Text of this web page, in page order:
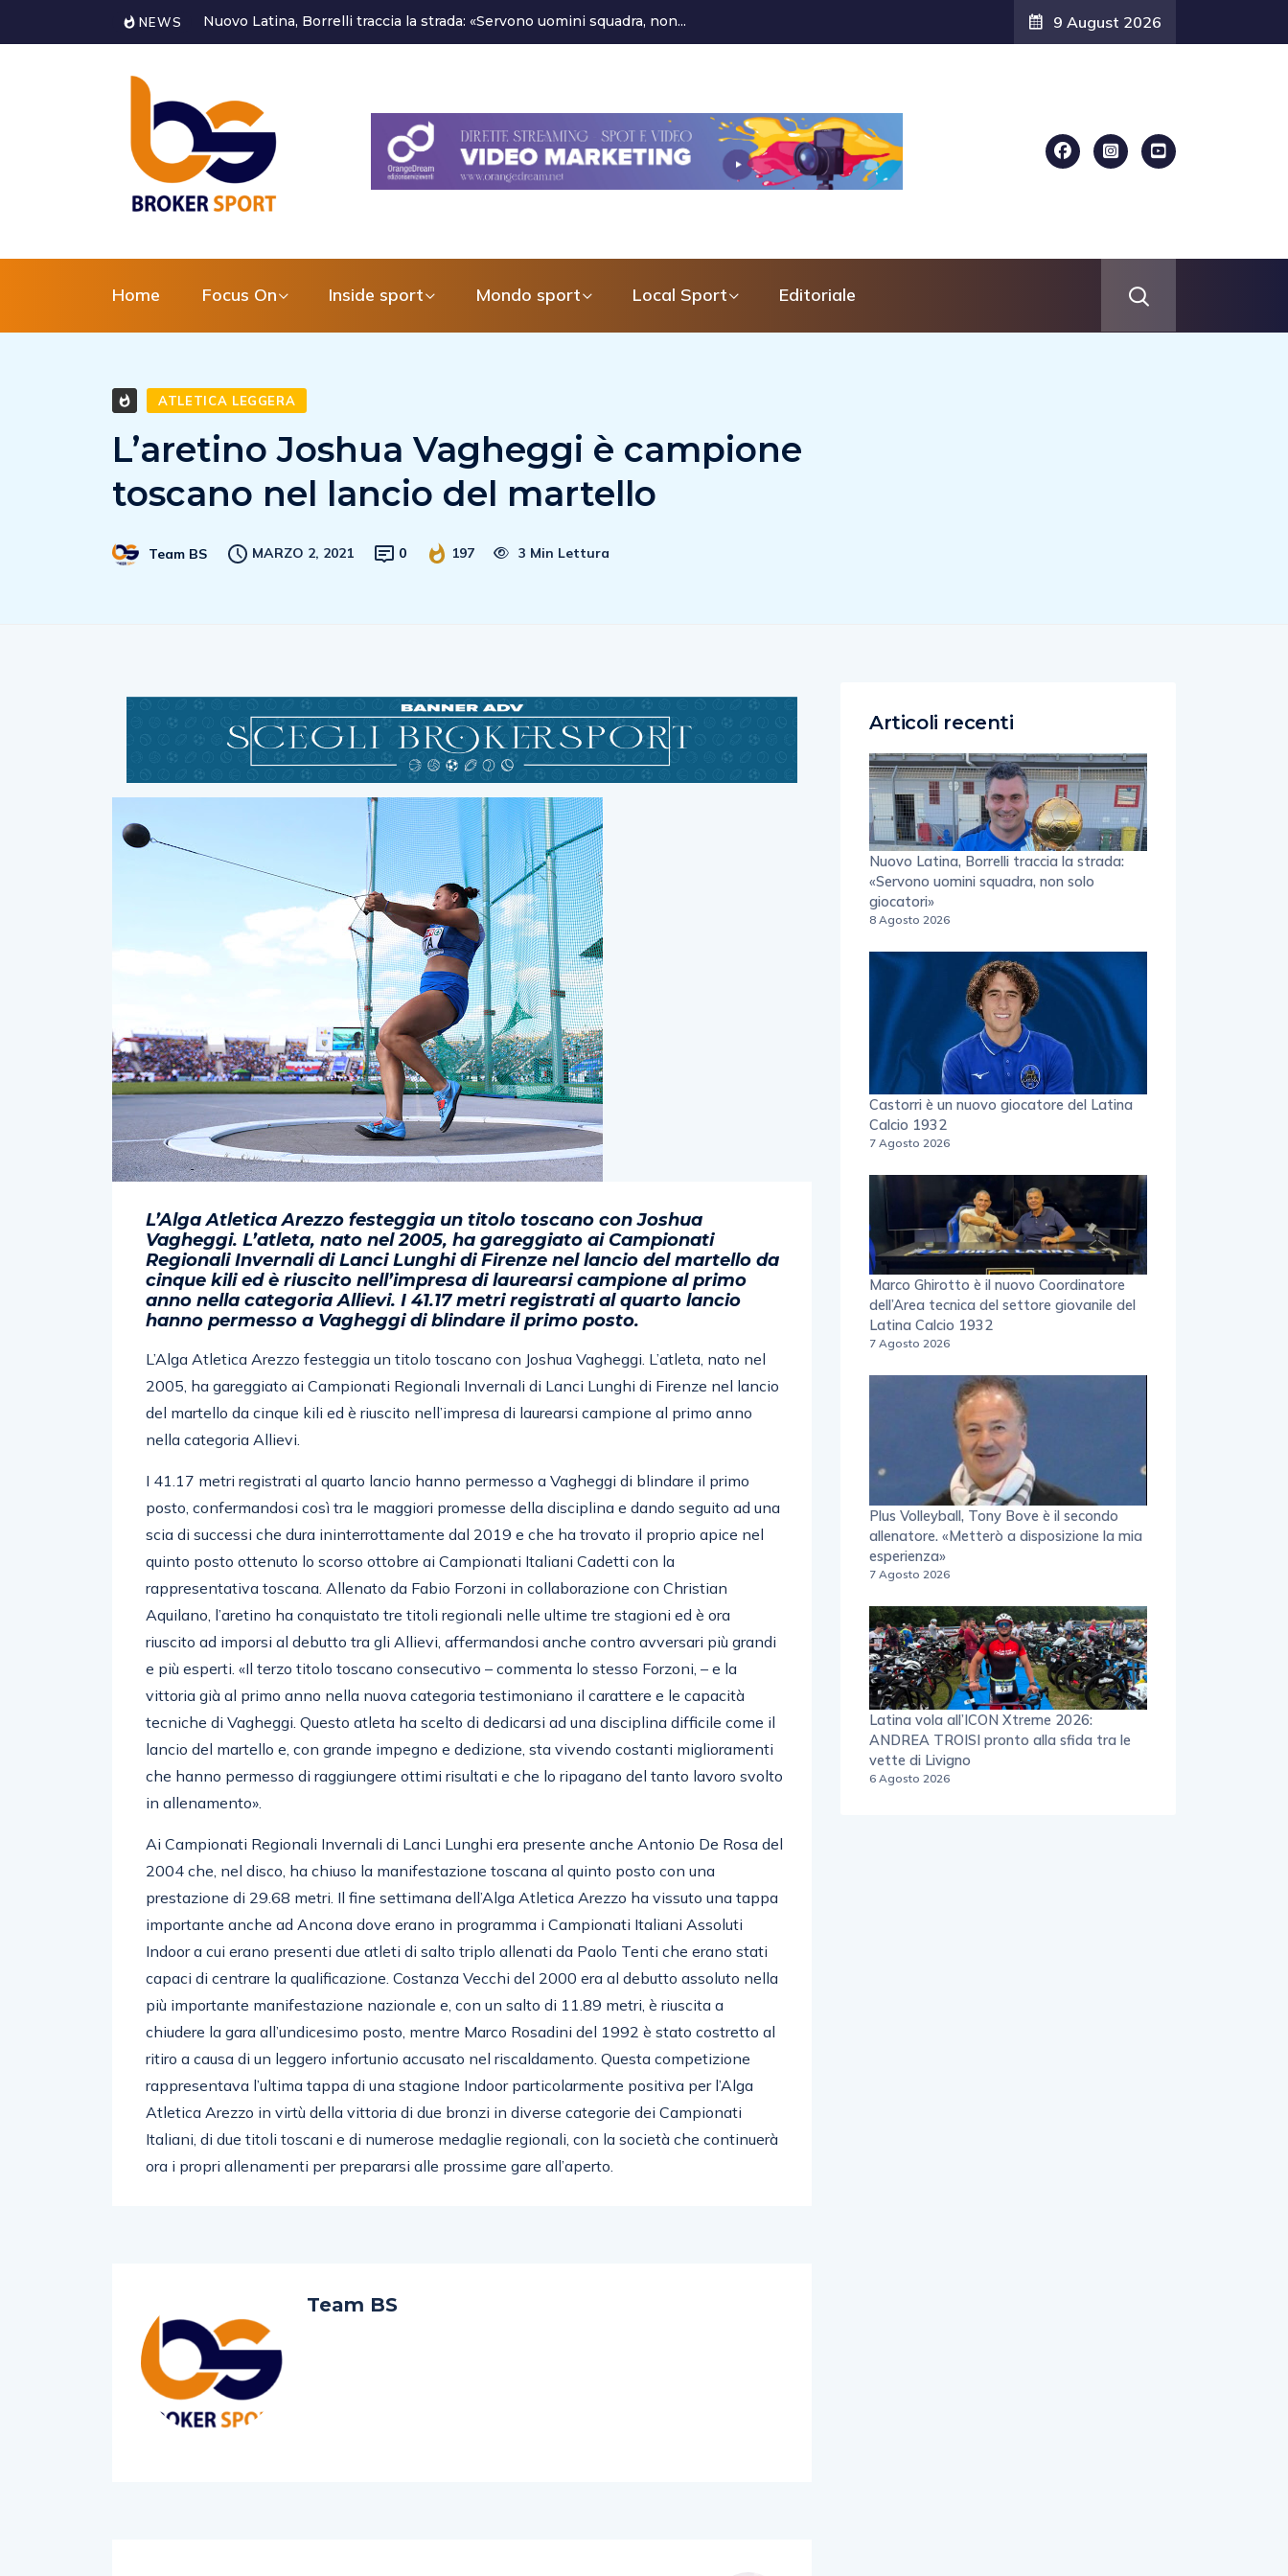
NEWS
uomini squadra, non... Castorri è un nuovo giocatore del Latina Calcio 1932 9 August 2026
Home Focus On Inside sport Mondo sport Local Sport Editoriale
ATLETICA LEGGERA
L’aretino Joshua Vagheggi è campione
toscano nel lancio del martello
Team BS MARZO 2, 2021 0 197 3 Min Lettura
L’Alga Atletica Arezzo festeggia un titolo toscano con Joshua
Vagheggi. L’atleta, nato nel 2005, ha gareggiato ai Campionati
Regionali Invernali di Lanci Lunghi di Firenze nel lancio del martello da
cinque kili ed è riuscito nell’impresa di laurearsi campione al primo
anno nella categoria Allievi. I 41.17 metri registrati al quarto lancio
hanno permesso a Vagheggi di blindare il primo posto.
L’Alga Atletica Arezzo festeggia un titolo toscano con Joshua Vagheggi. L’atleta, nato nel
2005, ha gareggiato ai Campionati Regionali Invernali di Lanci Lunghi di Firenze nel lancio
del martello da cinque kili ed è riuscito nell’impresa di laurearsi campione al primo anno
nella categoria Allievi.
I 41.17 metri registrati al quarto lancio hanno permesso a Vagheggi di blindare il primo
posto, confermandosi così tra le maggiori promesse della disciplina e dando seguito ad una
scia di successi che dura ininterrottamente dal 2019 e che ha trovato il proprio apice nel
quinto posto ottenuto lo scorso ottobre ai Campionati Italiani Cadetti con la
rappresentativa toscana. Allenato da Fabio Forzoni in collaborazione con Christian
Aquilano, l’aretino ha conquistato tre titoli regionali nelle ultime tre stagioni ed è ora
riuscito ad imporsi al debutto tra gli Allievi, affermandosi anche contro avversari più grandi
e più esperti. «Il terzo titolo toscano consecutivo – commenta lo stesso Forzoni, – e la
vittoria già al primo anno nella nuova categoria testimoniano il carattere e le capacità
tecniche di Vagheggi. Questo atleta ha scelto di dedicarsi ad una disciplina difficile come il
lancio del martello e, con grande impegno e dedizione, sta vivendo costanti miglioramenti
che hanno permesso di raggiungere ottimi risultati e che lo ripagano del tanto lavoro svolto
in allenamento».
Ai Campionati Regionali Invernali di Lanci Lunghi era presente anche Antonio De Rosa del
2004 che, nel disco, ha chiuso la manifestazione toscana al quinto posto con una
prestazione di 29.68 metri. Il fine settimana dell’Alga Atletica Arezzo ha vissuto una tappa
importante anche ad Ancona dove erano in programma i Campionati Italiani Assoluti
Indoor a cui erano presenti due atleti di salto triplo allenati da Paolo Tenti che erano stati
capaci di centrare la qualificazione. Costanza Vecchi del 2000 era al debutto assoluto nella
più importante manifestazione nazionale e, con un salto di 11.89 metri, è riuscita a
chiudere la gara all’undicesimo posto, mentre Marco Rosadini del 1992 è stato costretto al
ritiro a causa di un leggero infortunio accusato nel riscaldamento. Questa competizione
rappresentava l’ultima tappa di una stagione Indoor particolarmente positiva per l’Alga
Atletica Arezzo in virtù della vittoria di due bronzi in diverse categorie dei Campionati
Italiani, di due titoli toscani e di numerose medaglie regionali, con la società che continuerà
ora i propri allenamenti per prepararsi alle prossime gare all’aperto.
Team BS
Articoli recenti
Nuovo Latina, Borrelli traccia la strada:
«Servono uomini squadra, non solo
giocatori»
8 Agosto 2026
Castorri è un nuovo giocatore del Latina
Calcio 1932
7 Agosto 2026
Marco Ghirotto è il nuovo Coordinatore
dell’Area tecnica del settore giovanile del
Latina Calcio 1932
7 Agosto 2026
Plus Volleyball, Tony Bove è il secondo
allenatore. «Metterò a disposizione la mia
esperienza»
7 Agosto 2026
Latina vola all’ICON Xtreme 2026:
ANDREA TROISI pronto alla sfida tra le
vette di Livigno
6 Agosto 2026